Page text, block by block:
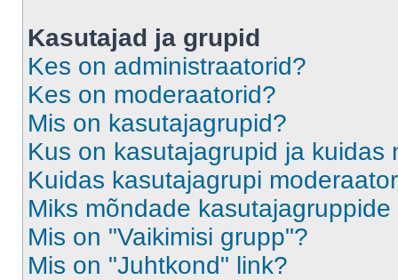
Kasutajad ja grupid
Kes on administraatorid?
Kes on moderaatorid?
Mis on kasutajagrupid?
Kus on kasutajagrupid ja kuidas
Kuidas kasutajagrupi
Miks mõndade
Mis on "Vaikimisi grupp"?
Mis on "Juhtkond" link?